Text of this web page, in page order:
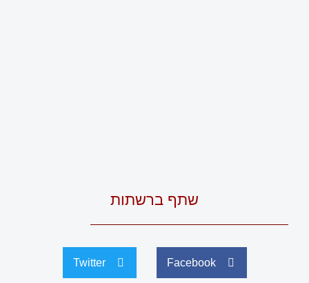
שתף ברשתות
Facebook
Twitter